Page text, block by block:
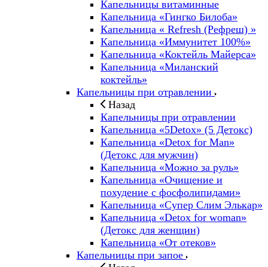
Капельницы витаминные
Капельница «Гингко Билоба»
Капельница « Refresh (Рефреш) »
Капельница «Иммунитет 100%»
Капельница «Коктейль Майерса»
Капельница «Миланский
коктейль»
Капельницы при отравлении
Назад
Капельницы при отравлении
Капельница «5Detox» (5 Детокс)
Капельница «Detox for Man»
(Детокс для мужчин)
Капельница «Можно за руль»
Капельница «Очищение и
похудение с фосфолипидами»
Капельница «Супер Слим Элькар»
Капельница «Detox for woman»
(Детокс для женщин)
Капельница «От отеков»
Капельницы при запое